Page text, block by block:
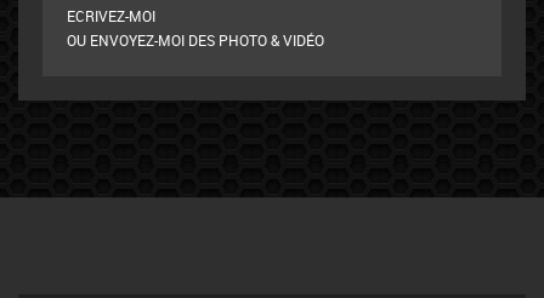
ECRIVEZ-MOI
OU ENVOYEZ-MOI DES PHOTO & VIDÉO